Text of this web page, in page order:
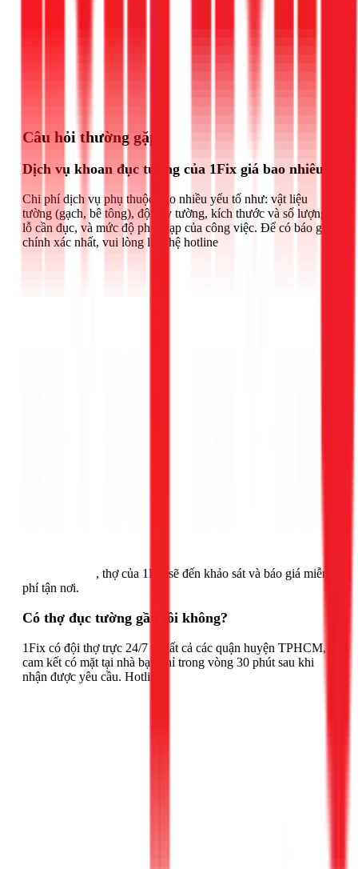
Câu hỏi thường gặp
Dịch vụ khoan đục tường của 1Fix giá bao nhiêu?
Chi phí dịch vụ phụ thuộc vào nhiều yếu tố như: vật liệu
tường (gạch, bê tông), độ dày tường, kích thước và số lượng
lỗ cần đục, và mức độ phức tạp của công việc. Để có báo giá
chính xác nhất, vui lòng liên hệ hotline
, thợ của 1Fix sẽ đến khảo sát và báo giá miễn
phí tận nơi.
Có thợ đục tường gần tôi không?
1Fix có đội thợ trực 24/7 tại tất cả các quận huyện TPHCM,
cam kết có mặt tại nhà bạn chỉ trong vòng 30 phút sau khi
nhận được yêu cầu. Hotline: